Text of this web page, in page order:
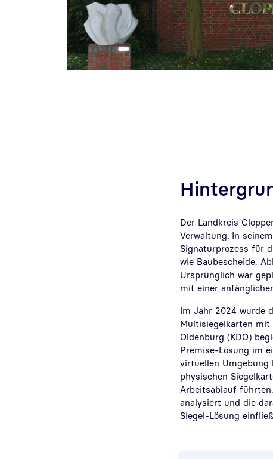
Der Landkreis
Verwaltung. In
Signaturprozess für
wie Baubescheide,
Ursprünglich war
mit einer
Im Jahr 2024 wurde
Multisiegelkarten mit
Oldenburg (KDO)
Premise-Lösung im
virtuellen Umgebung
physischen
Arbeitsablauf
analysiert und die
Siegel-Lösung